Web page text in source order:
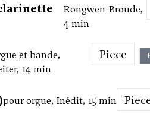
Rongwen-Broude,
4 min
et bande,
14 min
Piece
pour orgue, Inédit, 15 min